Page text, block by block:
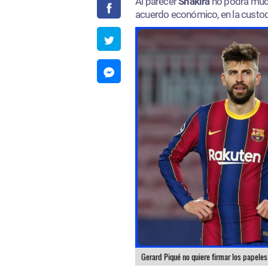
acuerdo económico, en la
Gerard Piqué no quiere firmar los